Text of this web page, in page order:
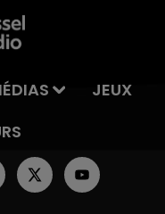
JEUX